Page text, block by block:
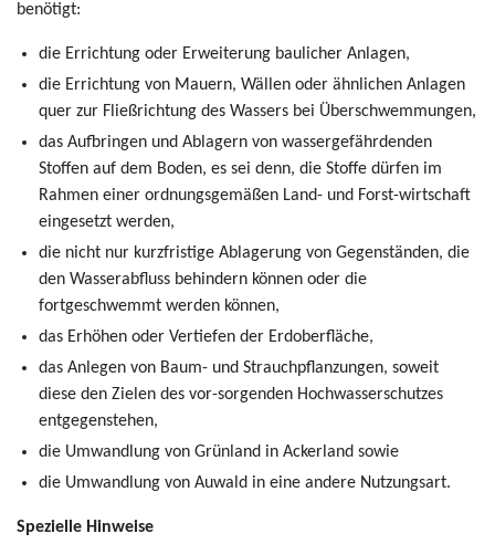
benötigt:
die Errichtung oder Erweiterung baulicher Anlagen,
die Errichtung von Mauern, Wällen oder ähnlichen Anlagen
quer zur Fließrichtung des Wassers bei Überschwemmungen,
das Aufbringen und Ablagern von wassergefährdenden
Stoffen auf dem Boden, es sei denn, die Stoffe dürfen im
Rahmen einer ordnungsgemäßen Land- und Forst-wirtschaft
eingesetzt werden,
die nicht nur kurzfristige Ablagerung von Gegenständen, die
den Wasserabfluss behindern können oder die
fortgeschwemmt werden können,
das Erhöhen oder Vertiefen der Erdoberfläche,
das Anlegen von Baum- und Strauchpflanzungen, soweit
diese den Zielen des vor-sorgenden Hochwasserschutzes
entgegenstehen,
die Umwandlung von Grünland in Ackerland sowie
die Umwandlung von Auwald in eine andere Nutzungsart.
Spezielle Hinweise